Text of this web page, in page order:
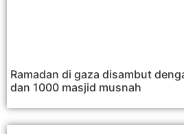
Ramadan di gaza disambut
dan 1000 masjid musnah